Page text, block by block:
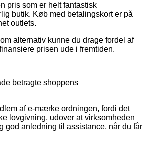
pris som er helt fantastisk
butik. Køb med betalingskort er på
outlets.
alternativ kunne du drage fordel af
prisen ude i fremtiden.
betragte shoppens
af e-mærke ordningen, fordi det
lovgivning, udover at virksomheden
anledning til assistance, når du får